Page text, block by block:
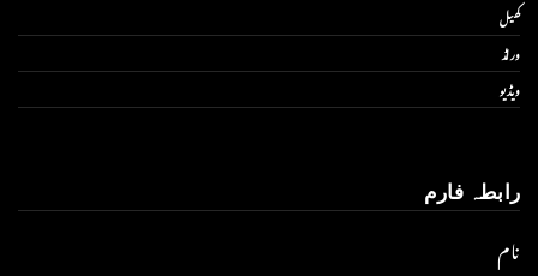
کھیل
ورلڈ
ویڈیو
رابطہ فارم
نام